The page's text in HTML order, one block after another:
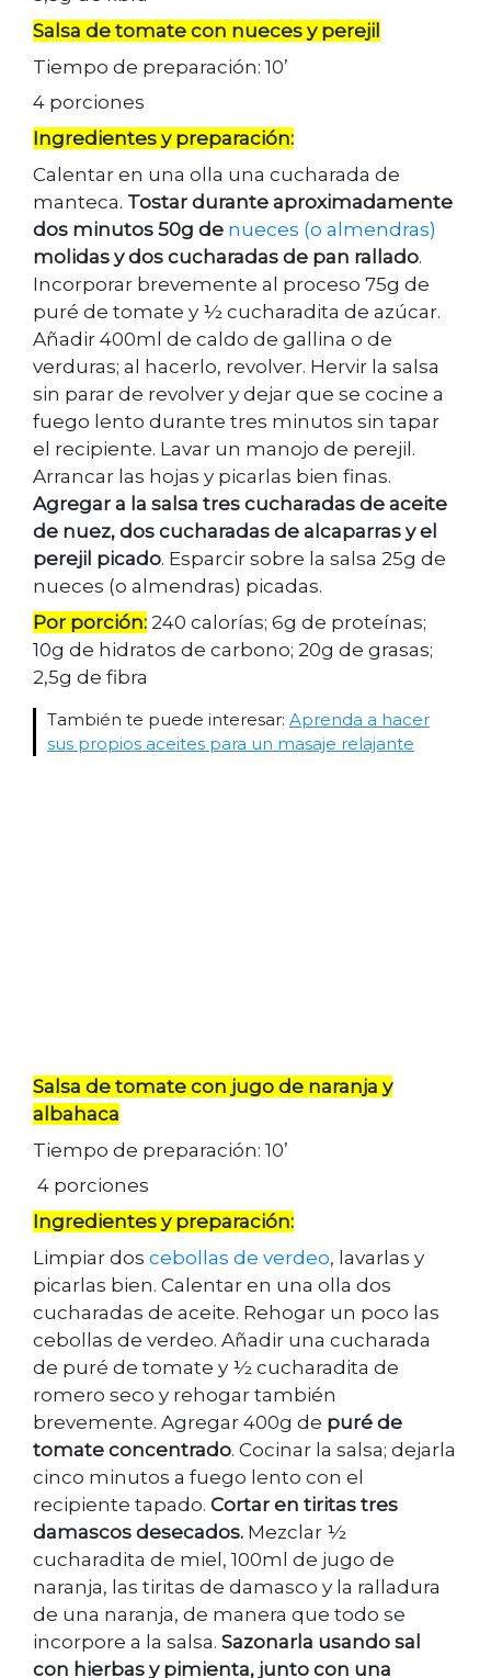
Salsa de tomate con nueces y perejil
Tiempo de preparación: 10’
4 porciones
Ingredientes y preparación:
Calentar en una olla una cucharada de
manteca. Tostar durante aproximadamente
dos minutos 50g de nueces (o almendras)
molidas y dos cucharadas de pan rallado.
Incorporar brevemente al proceso 75g de
puré de tomate y ½ cucharadita de azúcar.
Añadir 400ml de caldo de gallina o de
verduras; al hacerlo, revolver. Hervir la salsa
sin parar de revolver y dejar que se cocine a
fuego lento durante tres minutos sin tapar
el recipiente. Lavar un manojo de perejil.
Arrancar las hojas y picarlas bien finas.
Agregar a la salsa tres cucharadas de aceite
de nuez, dos cucharadas de alcaparras y el
perejil picado. Esparcir sobre la salsa 25g de
nueces (o almendras) picadas.
Por porción: 240 calorías; 6g de proteínas;
10g de hidratos de carbono; 20g de grasas;
2,5g de fibra
También te puede interesar: Aprenda a hacer
sus propios aceites para un masaje relajante
Salsa de tomate con jugo de naranja y
albahaca
Tiempo de preparación: 10’
4 porciones
Ingredientes y preparación:
Limpiar dos cebollas de verdeo, lavarlas y
picarlas bien. Calentar en una olla dos
cucharadas de aceite. Rehogar un poco las
cebollas de verdeo. Añadir una cucharada
de puré de tomate y ½ cucharadita de
romero seco y rehogar también
brevemente. Agregar 400g de puré de
tomate concentrado. Cocinar la salsa; dejarla
cinco minutos a fuego lento con el
recipiente tapado. Cortar en tiritas tres
damascos desecados. Mezclar ½
cucharadita de miel, 100ml de jugo de
naranja, las tiritas de damasco y la ralladura
de una naranja, de manera que todo se
incorpore a la salsa. Sazonarla usando sal
con hierbas y pimienta, junto con una